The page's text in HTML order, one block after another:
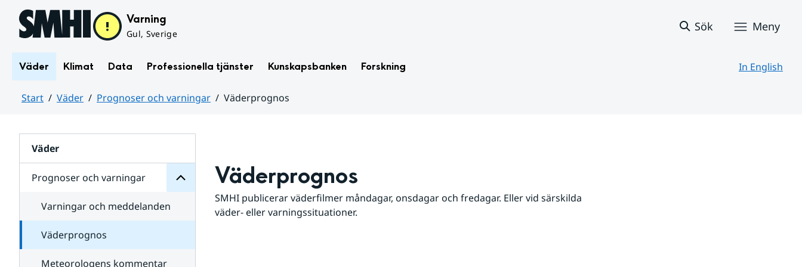
Hoppa till sidans innehåll Varning
Gul, Sverige
Sök Meny
Väder Klimat Data Professionella tjänster Kunskapsbanken Forskning In English
Start Väder Prognoser och varningar
Väderprognos
Väder
Prognoser och varningar
för
varningar
Varningar och meddelanden
Väderprognos
Meteorologens kommentar
Väderprognos
SMHI publicerar väderfilmer måndagar, onsdagar och fredagar. Eller vid särskilda
väder- eller varningssituationer.